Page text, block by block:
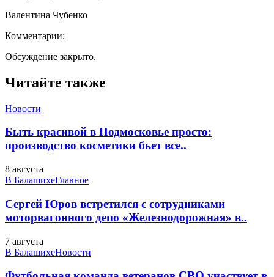
Валентина Чубенко
Комментарии:
Обсуждение закрыто.
Читайте также
Новости
Быть красивой в Подмосковье просто:
производство косметики бьет все..
8 августа
В БалашихеГлавное
Сергей Юров встретился с сотрудниками
моторвагонного депо «Железнодорожная» в..
7 августа
В БалашихеНовости